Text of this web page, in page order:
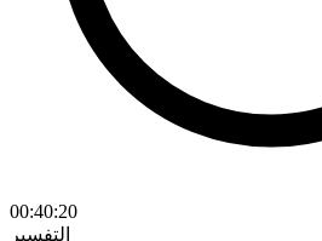
00:40:20
التفسير